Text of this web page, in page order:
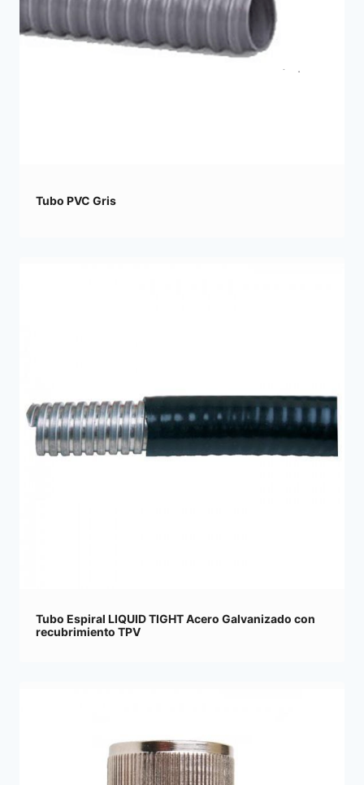
Tubo PVC Gris
Tubo Espiral LIQUID TIGHT Acero Galvanizado con
recubrimiento TPV